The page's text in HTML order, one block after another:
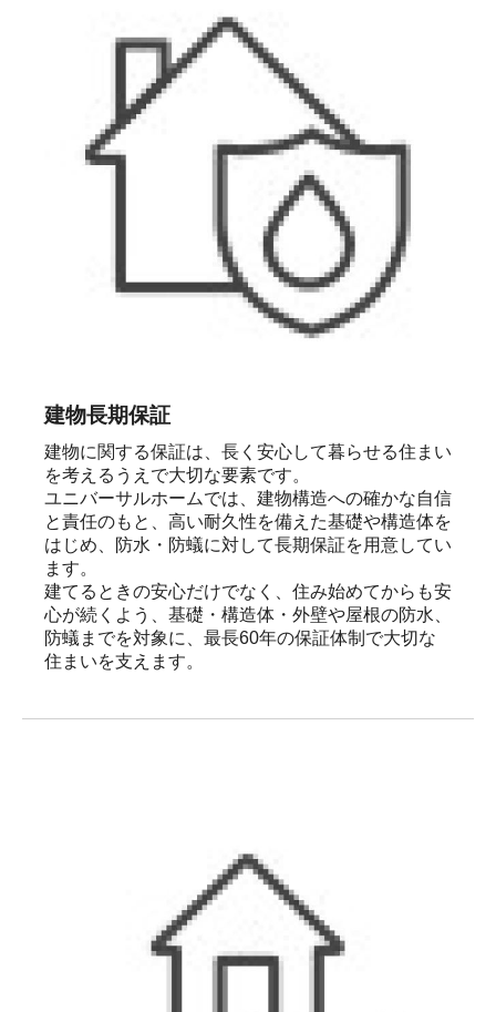
建物長期保証
建物に関する保証は、長く安心して暮らせる住まい
を考えるうえで大切な要素です。
ユニバーサルホームでは、建物構造への確かな自信
と責任のもと、高い耐久性を備えた基礎や構造体を
はじめ、防水・防蟻に対して長期保証を用意してい
ます。
建てるときの安心だけでなく、住み始めてからも安
心が続くよう、基礎・構造体・外壁や屋根の防水、
防蟻までを対象に、最長60年の保証体制で大切な
住まいを支えます。